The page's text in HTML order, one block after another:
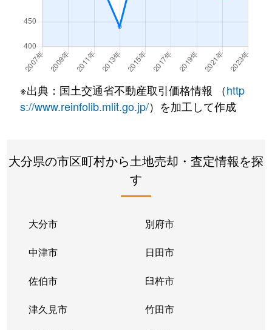
※出典：国土交通省不動産取引価格情報 （http
s://www.reinfolib.mlit.go.jp/）を加工して作成
大分県の市区町村から土地売却・査定情報を探
す
大分市 別府市
中津市 日田市
佐伯市 臼杵市
津久見市 竹田市